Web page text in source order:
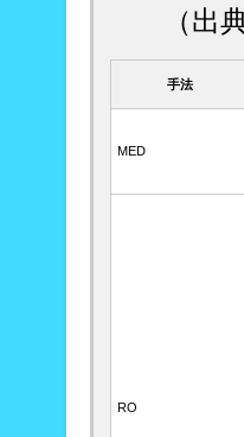
（出
手法
MED
RO